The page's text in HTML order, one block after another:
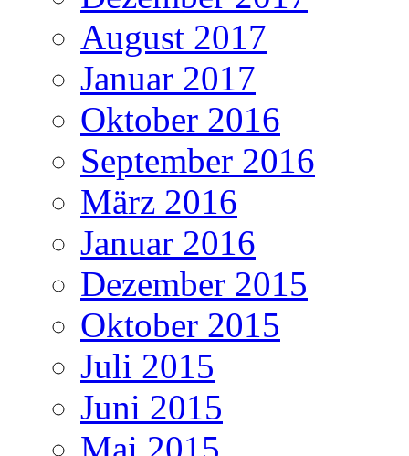
August 2017
Januar 2017
Oktober 2016
September 2016
März 2016
Januar 2016
Dezember 2015
Oktober 2015
Juli 2015
Juni 2015